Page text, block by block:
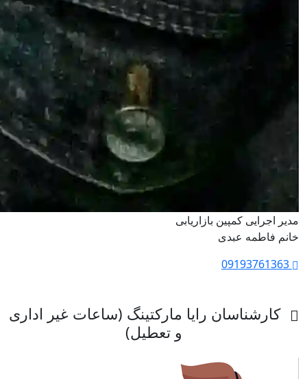
مدیر اجرایی کمپین بازاریابی
خانم فاطمه عبدی
کارشناسان رایا مارکتینگ (ساعات غیر اداری
و تعطیل)